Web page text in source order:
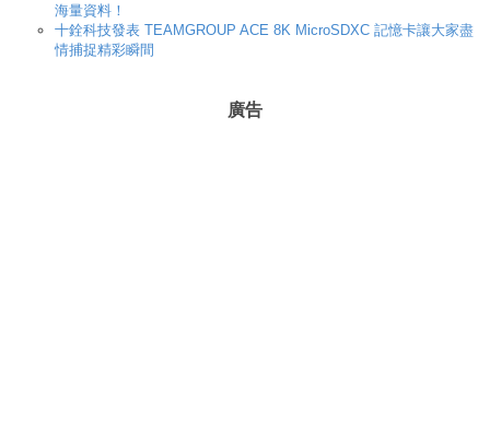
海量資料！
十銓科技發表 TEAMGROUP ACE 8K MicroSDXC 記憶卡讓大家盡
情捕捉精彩瞬間
廣告